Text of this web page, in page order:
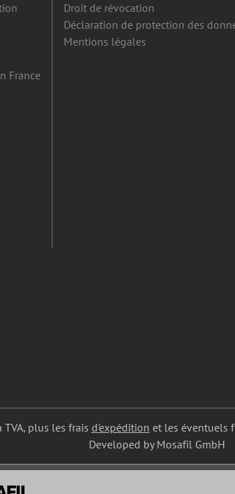
France
Droit de révocation
Déclaration de protection des
Mentions légales
plus les frais d'expédition et les éventuels
Developed by Mosafil GmbH